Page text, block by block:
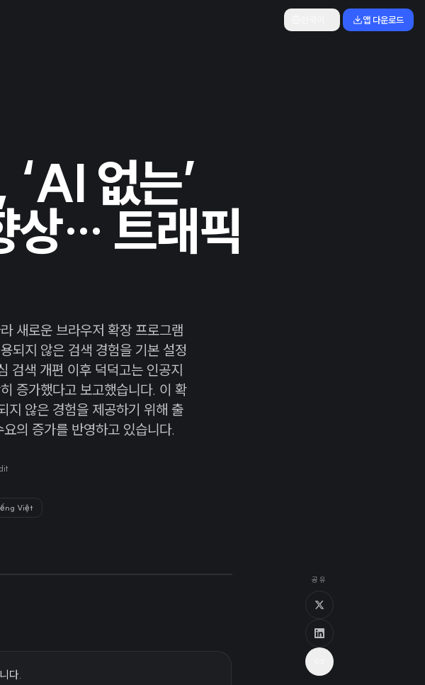
앱 다운로드
없는’
상… 트래픽
새로운 브라우저 확장 프로그램
되지 않은 검색 경험을 기본 설정
검색 개편 이후 덕덕고는 인공지
증가했다고 보고했습니다. 이 확
지 않은 경험을 제공하기 위해 출
의 증가를 반영하고 있습니다.
Việt
다.
공유